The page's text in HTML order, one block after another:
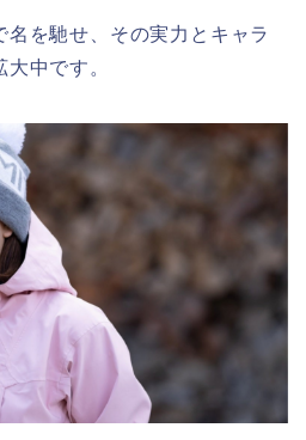
を馳せ、その実力とキャラ
中です。